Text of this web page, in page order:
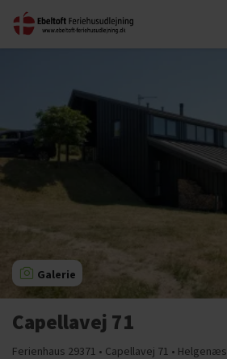
Galerie
Capellavej 71
Ferienhaus 29371 • Capellavej 71 • Helgenæs